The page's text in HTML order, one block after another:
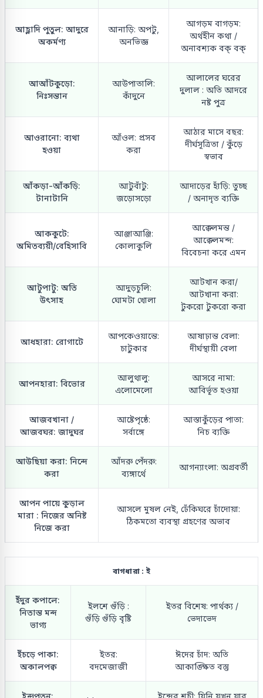
আহ্লাদি পুতুল: আদুরে
অকর্মণ্য
আনাড়ি: অপটু,
অনভিজ্ঞ
আগড়ম বাগড়ম:
অর্থহীন কথা /
অনাবশ্যক বক্ বক্
আআঁটকুড়ো:
নিঃসন্তান
আউপাতালি:
কাঁদুনে
আলালের ঘরের
দুলাল : অতি আদরে
নষ্ট পুত্র
আওরানো: ব্যথা
হওয়া
আঁওল: প্রসব
করা
আঠার মাসে বছর:
দীর্ঘসূত্রিতা / কুঁড়ে
স্বভাব
আঁকড়া-আঁকড়ি:
টানাটানি
আটুবাঁটু:
জড়োসড়ো
আদাড়ের হাঁড়ি: তুচ্ছ
/ অনাদৃত ব্যক্তি
আককুটে:
অমিতব্যয়ী/বেহিসাবি
আঞ্জাআঞ্জি:
কোলাকুলি
আক্কেলমন্ত /
আক্কেলমন্দ:
বিবেচনা করে এমন
আটুপাটু: অতি
উৎসাহ
আদুড়চুলি:
ঘোমটা খোলা
আটখান করা/
আটখানা করা:
টুকরো টুকরো করা
আধহারা: রোগাটে
আপকেওয়ান্তে:
চাটুকার
আষাঢ়ান্ত বেলা:
দীর্ঘস্থায়ী বেলা
আপনহারা: বিভোর
আলুথালু:
এলোমেলো
আসরে নামা:
আবির্ভূত হওয়া
আজবখানা /
আজবঘর: জাদুঘর
আষ্টেপৃষ্ঠে:
সর্বাঙ্গে
আস্তাকুঁড়ের পাতা:
নিচ ব্যক্তি
আউছিয়া করা: নিন্দে
করা
আঁদরু পেঁদরু:
ব্যঙ্গার্থে
আগন্যাংলা: অগ্রবর্তী
আপন পায়ে কুড়াল
মারা : নিজের অনিষ্ট
নিজে করা
আসলে মুষল নেই, ঢেঁকিঘরে চাঁদোয়া:
ঠিকমতো ব্যবস্থা গ্রহণের অভাব
বাগধারা : ই
ইঁদুর কপালে:
নিতান্ত মন্দ
ভাগ্য
ইলশে গুঁড়ি :
গুঁড়ি গুঁড়ি বৃষ্টি
ইতর বিশেষ: পার্থক্য /
ভেদাভেদ
ইঁচড়ে পাকা:
অকালপক্ব
ইতর:
বদমেজাজী
ঈদের চাঁদ: অতি
আকাঙ্ক্ষিত বস্তু